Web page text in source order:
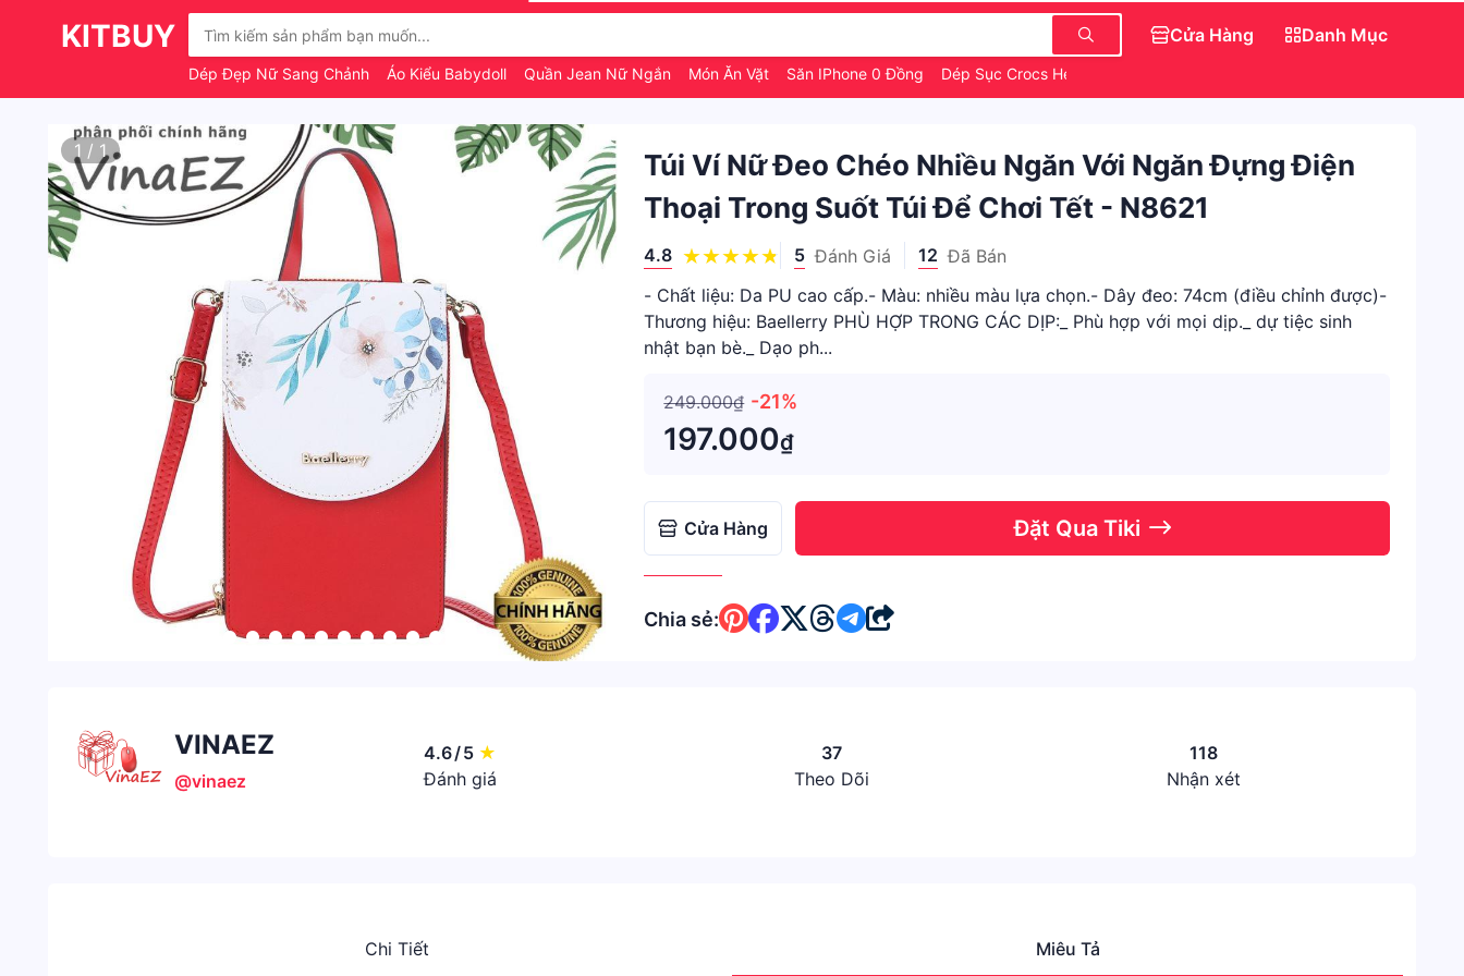
KITBUY
Dép Đẹp Nữ Sang Chảnh Áo Kiểu Babydoll Quần Jean Nữ Ngắn Món Ăn Vặt Săn IPhone 0 Đồng Dép Sục Crocs Hello Kitty
Cửa Hàng Danh Mục
1 / 1
Túi Ví Nữ Đeo Chéo Nhiều Ngăn Với Ngăn Đựng Điện
Thoại Trong Suốt Túi Để Chơi Tết - N8621
4.8 5 Đánh Giá 12 Đã Bán
- Chất liệu: Da PU cao cấp.- Màu: nhiều màu lựa chọn.- Dây đeo: 74cm (điều chỉnh được)-
Thương hiệu: Baellerry PHÙ HỢP TRONG CÁC DỊP:_ Phù hợp với mọi dịp._ dự tiệc sinh
nhật bạn bè._ Dạo ph...
249.000₫ -21%
197.000₫
Cửa Hàng Đặt Qua Tiki
Chia sẻ:
VINAEZ
@vinaez
4.6/5 ★
Đánh giá
37
Theo Dõi
118
Nhận xét
Chi Tiết Miêu Tả